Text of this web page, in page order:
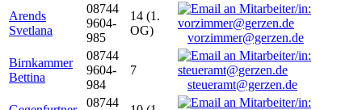
Arends
Svetlana
08744
9604-
985
14 (1.
OG)
vorzimmer@gerzen.de
Birnkammer
Bettina
08744
9604-
984
7
steueramt@gerzen.de
08744